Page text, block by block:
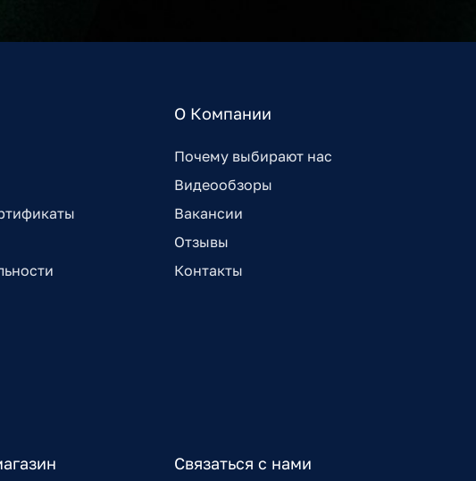
О Компании
Почему выбирают нас
Видеообзоры
Вакансии
Отзывы
Контакты
Связаться с нами